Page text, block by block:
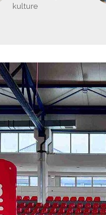
kulture